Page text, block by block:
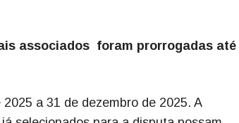
associados foram prorrogadas até
a 31 de dezembro de 2025. A